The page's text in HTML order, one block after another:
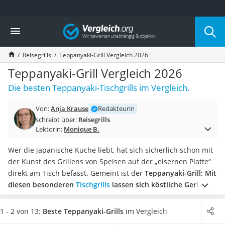
Die beliebtesten Vergleiche nach Kategorie
Baumarkt
Tresor feuerfest
Makita-Akku-Rasenmäher
Kappsäge
Smartes Türschloss
Akku-Rasentrimmer
Split-Klimaanlage 2 Innengeräte
Pelletofen
Tiefbrunnenpumpe
Fliesenschneider
Hochdruckreiniger
Doppelschleifer
Überwachungskamera
Benzinrasenmäher mit Elektrostart
Vergleich
Reisegrills Teppanyaki-Grill Vergleich 2026
Teppanyaki-Grill Vergleich 2026
Die besten Teppanyaki-Tischgrills im Vergleich.
Von:Anja Krause
Redakteurin
schreibt über: Reisegrills
Lektorin: Monique B.
Wer die japanische Küche liebt, hat sich sicherlich schon mit
der Kunst des Grillens von Speisen auf der „eisernen Platte“
direkt am Tisch befasst. Gemeint ist der Teppanyaki-Grill: Mit
diesen besonderen Tischgrills
schonend und fettarm zubereiten. In gängigen Tests im
Internet wird beschrieben, dass die Beschichtung der
1 - 2 von 13: Beste Teppanyaki-Grills im Vergleich